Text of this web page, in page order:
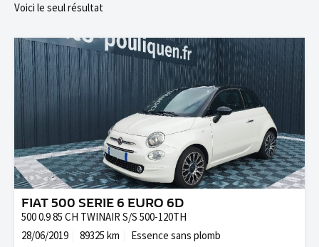
Voici le seul résultat
FIAT 500 SERIE 6 EURO 6D
500 0.9 85 CH TWINAIR S/S 500-120TH
28/06/2019
89325 km Essence sans plomb